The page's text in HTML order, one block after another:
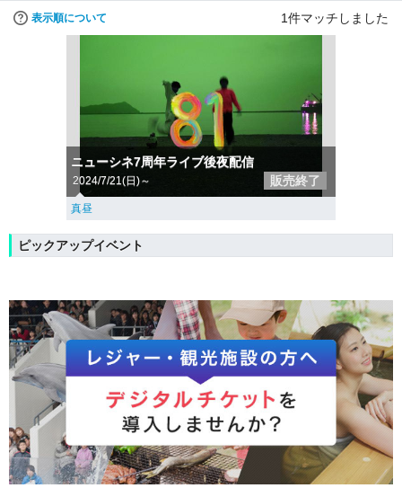
表示順について 1件マッチしました
ニューシネ7周年ライブ後夜配信
2024/7/21(日)～ 販売終了
真昼
ピックアップイベント